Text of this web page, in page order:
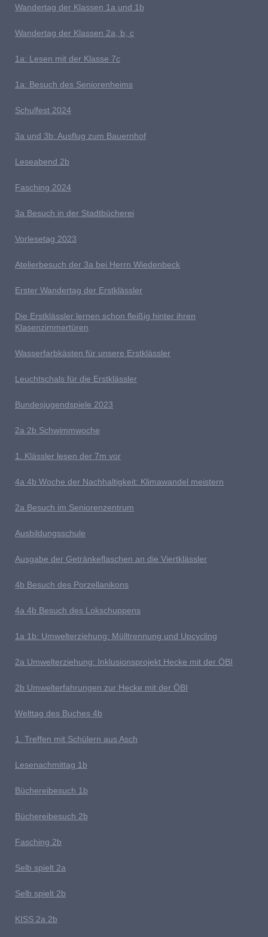
Wandertag der Klassen 1a und 1b
Wandertag der Klassen 2a, b, c
1a: Lesen mit der Klasse 7c
1a: Besuch des Seniorenheims
Schulfest 2024
3a und 3b: Ausflug zum Bauernhof
L eseabend 2b
Fasching 2024
3a Besuch in der Stadtbücherei
Vorlesetag 2023
Atelierbesuch der 3a bei Herrn Wiedenbeck
Erster Wandertag der Erstklässler
Die Erstklässler lernen schon fleißig hinter ihren
Klasenzimmertüren
Wasserfarbkästen für unsere Erstklässler
L euchtschals für die Erstklässler
Bundesjugendspiele 2023
2a 2b Schwimmwoche
1. Klässler lesen der 7m vor
4a 4b Woche der Nachhaltigkeit: Klimawandel meistern
2a Besuch im Seniorenzentrum
Ausbildungsschule
Ausgabe der Getränkeflaschen an die Viertklässler
4b Besuch des Porzellanikons
4a 4b Besuch des Lokschuppens
1 a 1b: Umwelterziehung: Mülltrennung und Upcycling
2a Umwelterziehung: Inklusionsprojekt Hecke mit der ÖBI
2b Umwelterfahrungen zur Hecke mit der ÖBI
Welttag des Buches 4b
1 . Treffen mit Schülern aus Asch
Lesenachmittag 1b
Büchereibesuch 1b
Büchereibesuch 2b
Fasching 2b
Selb spielt 2a
Selb spielt 2b
KISS 2a 2b